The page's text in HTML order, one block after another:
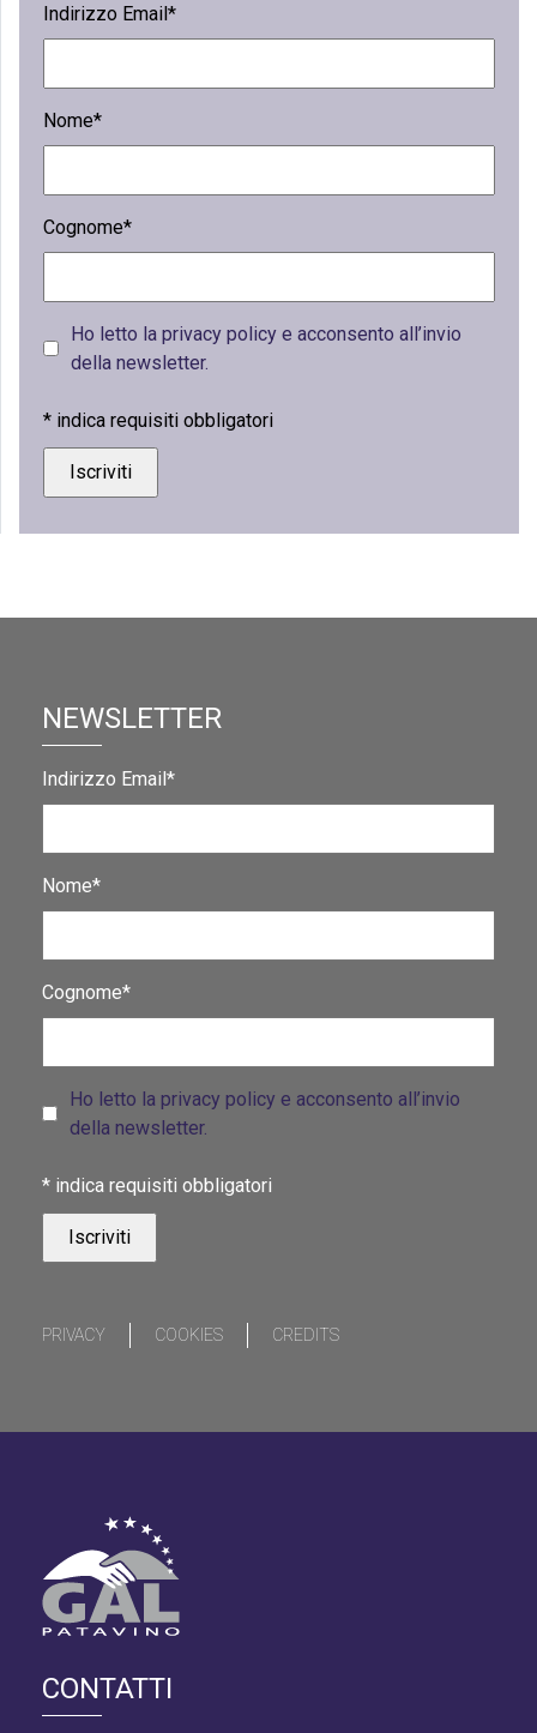
Indirizzo Email*
Nome*
Cognome*
Ho letto la privacy policy e acconsento all’invio
della newsletter.
* indica requisiti obbligatori
CONTATTI
NEWSLETTER
Indirizzo Email*
Nome*
Cognome*
Ho letto la privacy policy e acconsento all’invio
della newsletter.
* indica requisiti obbligatori
PRIVACY COOKIES CREDITS